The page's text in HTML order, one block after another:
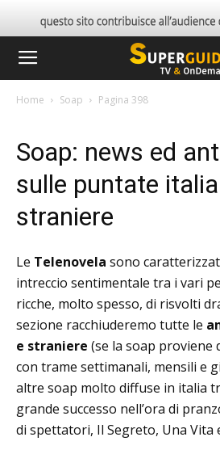
Home Soap Pagina 398
Soap: news ed
sulle puntate
straniere
Le Telenovela sono
intreccio sentimentale tra i vari
ricche, molto spesso, di risvolti
sezione racchiuderemo tutte le
e straniere (se la soap proviene
con trame settimanali, mensili e
altre soap molto diffuse in italia
grande successo nell’ora di
di spettatori, Il Segreto, Una Vita